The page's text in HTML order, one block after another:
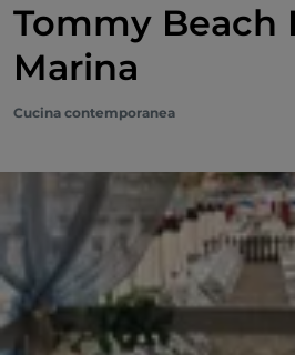
Tommy Beach
Marina
Cucina contemporanea